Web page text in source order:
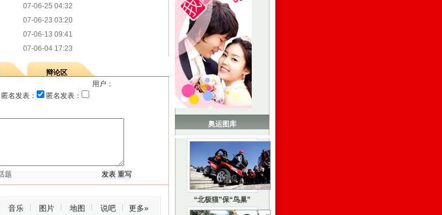
07-06-25 04:32
07-06-23 03:20
07-06-13 09:41
07-06-04 17:23
辩论区
用户：
匿名发表：
匿名发表：
音乐 图片 地图 说吧 更多»
奥运图库
“北极猫”保“鸟巢”